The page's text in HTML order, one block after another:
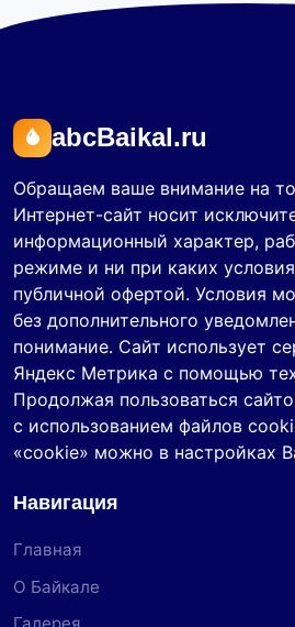
abcBaikal.ru
Обращаем ваше внимание на
Интернет-сайт носит
информационный характер,
режиме и ни при каких
публичной офертой. Условия
без дополнительного
понимание. Сайт использует
Яндекс Метрика с помощью
Продолжая пользоваться
с использованием файлов
«cookie» можно в настройках
Навигация
Главная
О Байкале